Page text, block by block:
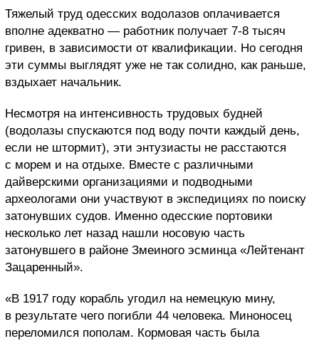
Тяжелый труд одесских водолазов оплачивается
вполне адекватно — работник получает 7-8 тысяч
гривен, в зависимости от квалификации. Но сегодня
эти суммы выглядят уже не так солидно, как раньше,
вздыхает начальник.
Несмотря на интенсивность трудовых будней
(водолазы спускаются под воду почти каждый день,
если не штормит), эти энтузиасты не расстаются
с морем и на отдыхе. Вместе с различными
дайверскими организациями и подводными
археологами они участвуют в экспедициях по поиску
затонувших судов. Именно одесские портовики
несколько лет назад нашли носовую часть
затонувшего в районе Змеиного эсминца «Лейтенант
Зацаренный».
«В 1917 году корабль угодил на немецкую мину,
в результате чего погибли 44 человека. Миноносец
переломился пополам. Кормовая часть была